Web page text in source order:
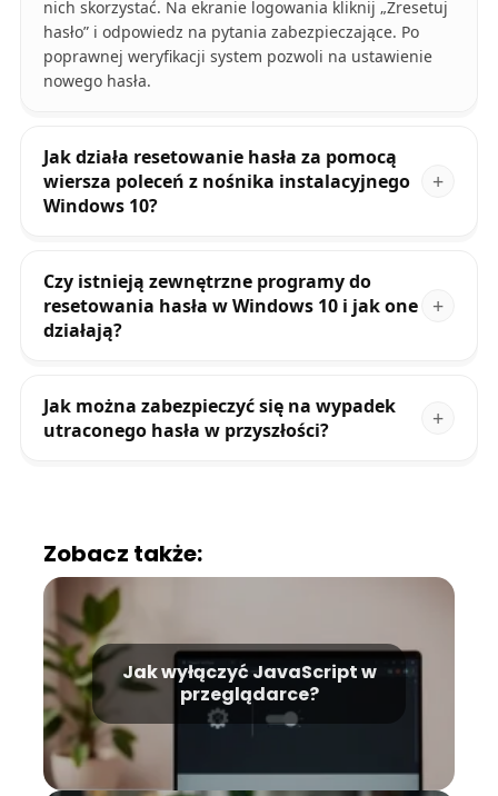
nich skorzystać. Na ekranie logowania kliknij „Zresetuj
hasło” i odpowiedz na pytania zabezpieczające. Po
poprawnej weryfikacji system pozwoli na ustawienie
nowego hasła.
Jak działa resetowanie hasła za pomocą
wiersza poleceń z nośnika instalacyjnego
Windows 10?
Czy istnieją zewnętrzne programy do
resetowania hasła w Windows 10 i jak one
działają?
Jak można zabezpieczyć się na wypadek
utraconego hasła w przyszłości?
Zobacz także:
Jak wyłączyć JavaScript w
przeglądarce?